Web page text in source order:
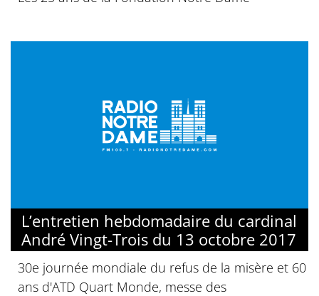
L’entretien hebdomadaire du cardinal
André Vingt-Trois du 13 octobre 2017
30e journée mondiale du refus de la misère et 60
ans d'ATD Quart Monde, messe des